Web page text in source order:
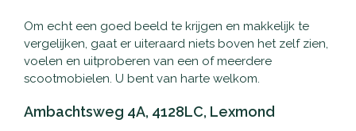
Om echt een goed beeld te krijgen en makkelijk te
vergelijken, gaat er uiteraard niets boven het zelf zien,
voelen en uitproberen van een of meerdere
scootmobielen. U bent van harte welkom.
Ambachtsweg 4A, 4128LC, Lexmond